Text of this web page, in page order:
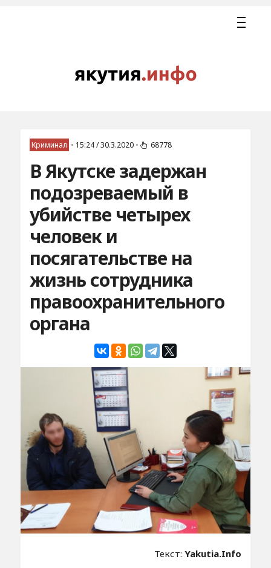
Криминал • 15:24 / 30.3.2020 • 68778
В Якутске задержан
подозреваемый в
убийстве четырех
человек и
посягательстве на
жизнь сотрудника
правоохранительного
органа
Текст:Yakutia.Info